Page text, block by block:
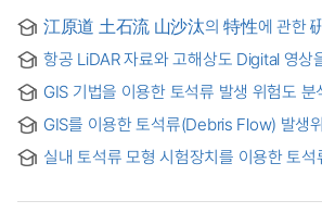
江原道 土石流 山沙汰의 特性에 관한
Characteristics of Landslide of Debris
do
항공 LiDAR 자료와 고해상도 Digital 영상
재해위험지역 예측분석
GIS 기법을 이용한 토석류 발생 위험도
study on the risk analysis of debris
GIS
GIS를 이용한 토석류(Debris Flow) 발생
Risk Analysis of Debris Flow Based on
실내 토석류 모형 시험장치를 이용한 토
Using a Laboratory Debris Flow